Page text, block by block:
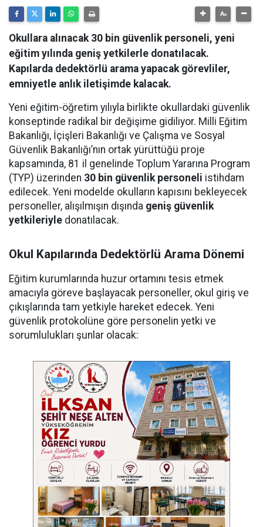
Okullara alınacak 30 bin güvenlik personeli, yeni
eğitim yılında geniş yetkilerle donatılacak.
Kapılarda dedektörlü arama yapacak görevliler,
emniyetle anlık iletişimde kalacak.
Yeni eğitim-öğretim yılıyla birlikte okullardaki güvenlik
konseptinde radikal bir değişime gidiliyor. Milli Eğitim
Bakanlığı, İçişleri Bakanlığı ve Çalışma ve Sosyal
Güvenlik Bakanlığı’nın ortak yürüttüğü proje
kapsamında, 81 il genelinde Toplum Yararına Program
(TYP) üzerinden 30 bin güvenlik personeli istihdam
edilecek. Yeni modelde okulların kapısını bekleyecek
personeller, alışılmışın dışında geniş güvenlik
yetkileriyle donatılacak.
Okul Kapılarında Dedektörlü Arama Dönemi
Eğitim kurumlarında huzur ortamını tesis etmek
amacıyla göreve başlayacak personeller, okul giriş ve
çıkışlarında tam yetkiyle hareket edecek. Yeni
güvenlik protokolüne göre personelin yetki ve
sorumlulukları şunlar olacak: